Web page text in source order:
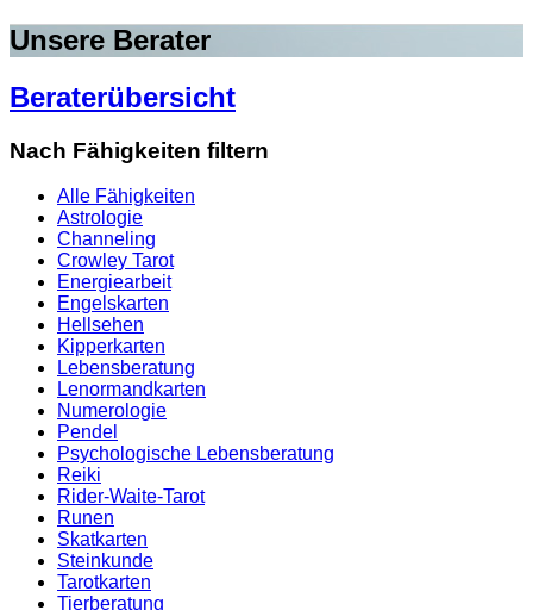
Unsere Berater
Beraterübersicht
Nach Fähigkeiten filtern
Alle Fähigkeiten
Astrologie
Channeling
Crowley Tarot
Energiearbeit
Engelskarten
Hellsehen
Kipperkarten
Lebensberatung
Lenormandkarten
Numerologie
Pendel
Psychologische Lebensberatung
Reiki
Rider-Waite-Tarot
Runen
Skatkarten
Steinkunde
Tarotkarten
Tierberatung